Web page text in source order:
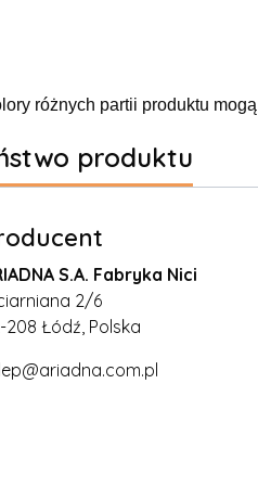
różnych partii produktu
produktu
S.A. Fabryka Nici
2/6
208 Łódź, Polska